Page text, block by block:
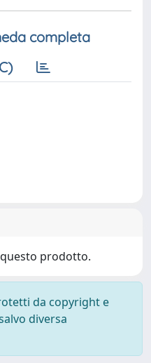
completa
prodotto.
da copyright e
diversa